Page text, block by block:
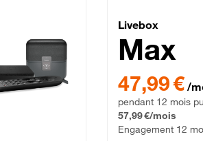
€ par mois, Engagement 12 mois
Livebox
Max
47,99 € par mois
47,99 € /
pendant 12 mois
57,99 €/mois
Engagement 12